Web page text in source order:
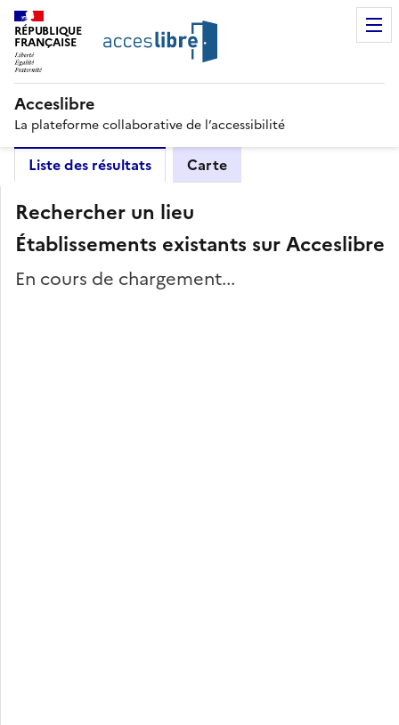
RÉPUBLIQUE
FRANÇAISE
Acceslibre
La plateforme collaborative de l’accessibilité
Liste des résultats Carte
Rechercher un lieu
Établissements existants sur Acceslibre
En cours de chargement...